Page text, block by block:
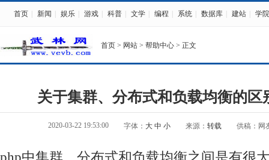
首页 新闻 娱乐 游戏 科普 文学 编程 系统 数据库 建站 学院
首页 > 网站 > 帮助中心 > 正文
关于集群、分布式和负载均衡的区
2020-03-22 19:53:00 字体： 大 中 小 来源： 转载 供稿：网